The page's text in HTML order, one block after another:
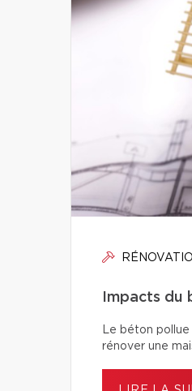
Impacts du
Le béton
rénover une